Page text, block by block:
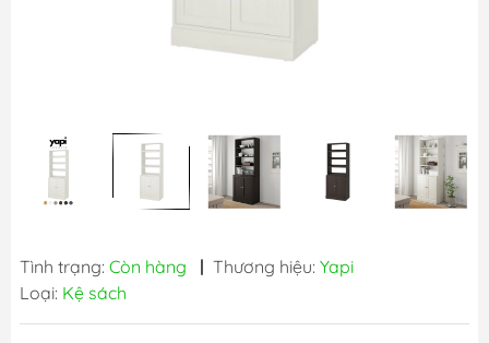
Tình trạng: Còn hàng | Thương hiệu: Yapi
Loại: Kệ sách